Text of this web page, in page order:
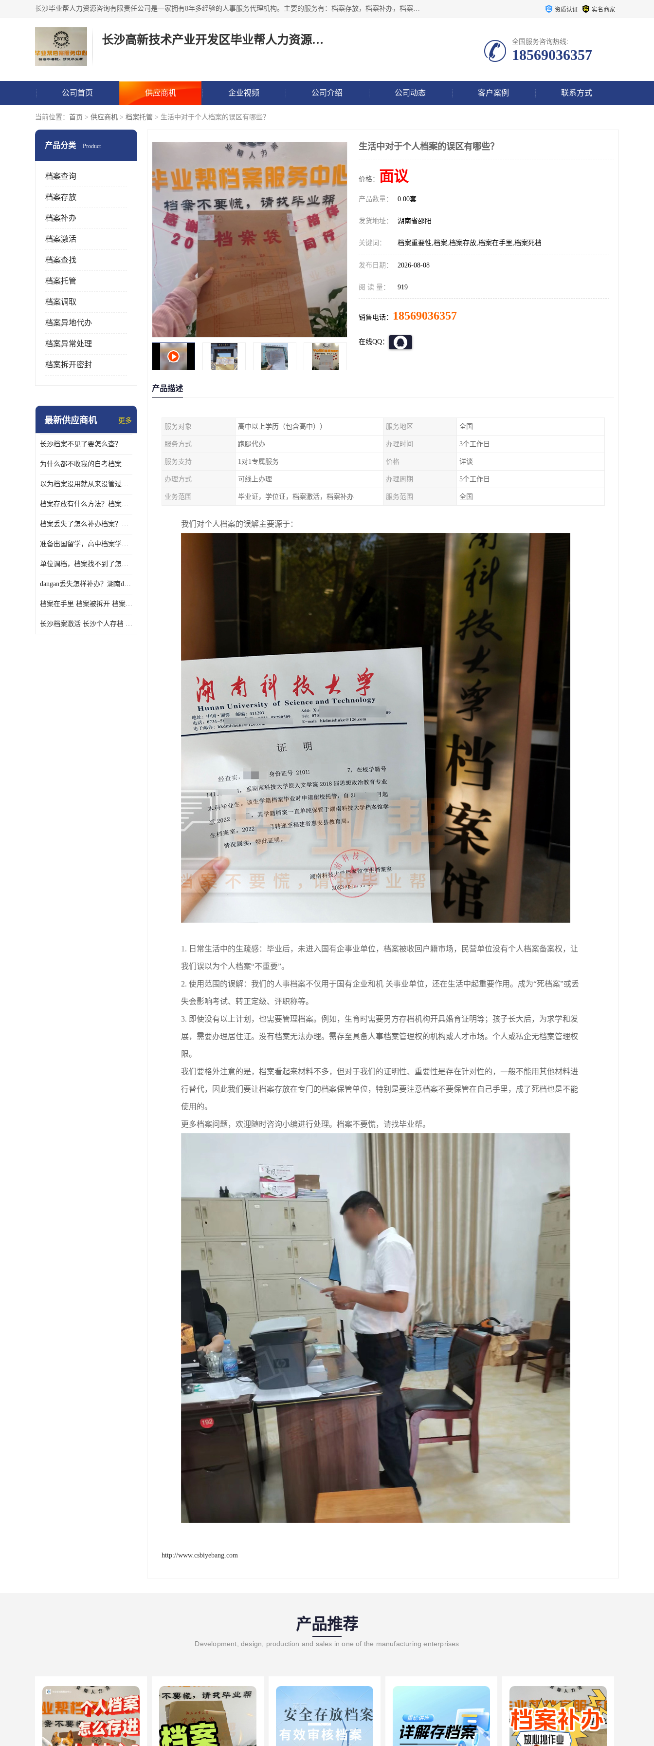
长沙毕业帮人力资源咨询有限责任公司是一家拥有8年多经验的人事服务代理机构。主要的服务有：档案存放，档案补办，档案激活，档案查询，档案查找，档案托管，档案调取，档案异地代办，档案异常处理 等；提供毕业档案处理、人事档案服务、商务代理代办、个人档案等服务，同时办事过程全程与客户沟通，确保真实、安全、可靠！ 资质认证 实名商家
长沙高新技术产业开发区毕业帮人力资源咨询有限责任公司 全国服务咨询热线:
18569036357
公司首页 供应商机 企业视频 公司介绍 公司动态 客户案例 联系方式
当前位置： 首页 > 供应商机 > 档案托管 > 生活中对于个人档案的误区有哪些？
产品分类 Product
档案查询
档案存放
档案补办
档案激活
档案查找
档案托管
档案调取
档案异地代办
档案异常处理
档案拆开密封
最新供应商机 更多
长沙档案不见了要怎么查？档案查询 档案补办
为什么都不收我的自考档案？自考档案怎么存档？
以为档案没用就从来没管过，现在要用档案该怎么办？
档案存放有什么方法？档案在手里为什么不能用
档案丢失了怎么补办档案？湖南档案补办 档案补办方法
准备出国留学，高中档案学校发给我了怎么办？
单位调档，档案找不到了怎么办？
dangan丢失怎样补办？湖南dangan丢失补办流程介绍！
档案在手里 档案被拆开 档案补办 档案问题一站式服务
长沙档案激活 长沙个人存档 长沙档案存档
生活中对于个人档案的误区有哪些？
价格： 面议
产品数量： 0.00套
发货地址： 湖南省邵阳
关键词： 档案重要性,档案,档案存放,档案在手里,档案死档
发布日期： 2026-08-08
阅 读 量： 919
销售电话： 18569036357
在线QQ：
产品描述
服务对象 高中以上学历（包含高中）） 服务地区 全国
服务方式 跑腿代办 办理时间 3个工作日
服务支持 1对1专属服务 价格 详谈
办理方式 可线上办理 办理周期 5个工作日
业务范围 毕业证，学位证，档案激活，档案补办 服务范围 全国
我们对个人档案的误解主要源于：
1. 日常生活中的生疏感：毕业后，未进入国有企事业单位，档案被收回户籍市场，民营单位没有个人档案备案权，让
我们误以为个人档案“不重要”。
2. 使用范围的误解：我们的人事档案不仅用于国有企业和机 关事业单位，还在生活中起重要作用。成为“死档案”或丢
失会影响考试、转正定级、评职称等。
3. 即使没有以上计划，也需要管理档案。例如，生育时需要男方存档机构开具婚育证明等；孩子长大后，为求学和发
展，需要办理居住证。没有档案无法办理。需存至具备人事档案管理权的机构或人才市场。个人或私企无档案管理权
限。
我们要格外注意的是，档案看起来材料不多，但对于我们的证明性、重要性是存在针对性的，一般不能用其他材料进
行替代，因此我们要让档案存放在专门的档案保管单位，特别是要注意档案不要保管在自己手里，成了死档也是不能
使用的。
更多档案问题，欢迎随时咨询小编进行处理。档案不要慌，请找毕业帮。
http://www.csbiyebang.com
产品推荐
Development, design, production and sales in one of the manufacturing enterprises